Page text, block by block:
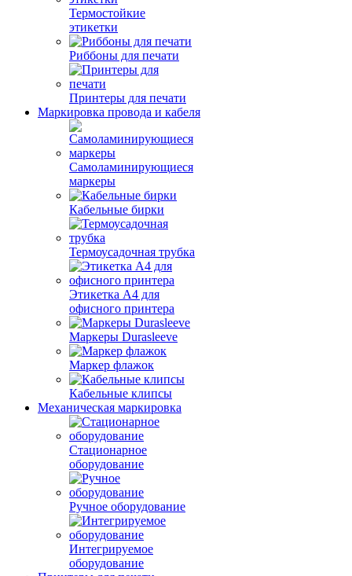
Термостойкие
этикетки
Риббоны для печати
Принтеры для печати
Маркировка провода и кабеля
Самоламинирующиеся
маркеры
Кабельные бирки
Термоусадочная трубка
Этикетка А4 для
офисного принтера
Маркеры Durasleeve
Маркер флажок
Кабельные клипсы
Механическая маркировка
Стационарное
оборудование
Ручное оборудование
Интегрируемое
оборудование